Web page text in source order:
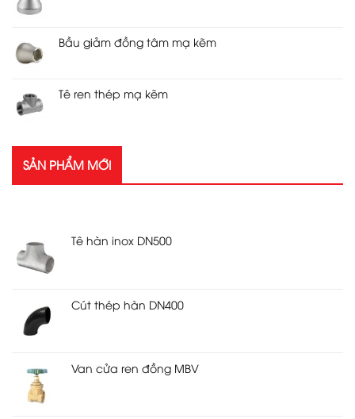
Bầu giảm đồng tâm mạ kẽm
Tê ren thép mạ kẽm
SẢN PHẨM MỚI
Tê hàn inox DN500
Cút thép hàn DN400
Van cửa ren đồng MBV